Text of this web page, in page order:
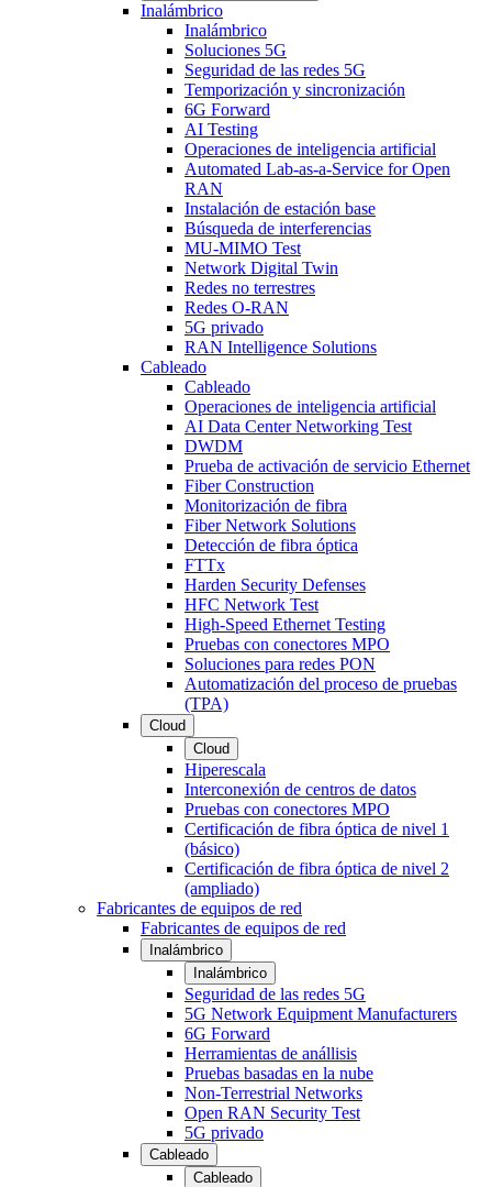
Inalámbrico
Inalámbrico
Soluciones 5G
Seguridad de las redes 5G
Temporización y sincronización
6G Forward
AI Testing
Operaciones de inteligencia artificial
Automated Lab-as-a-Service for Open
RAN
Instalación de estación base
Búsqueda de interferencias
MU-MIMO Test
Network Digital Twin
Redes no terrestres
Redes O-RAN
5G privado
RAN Intelligence Solutions
Cableado
Cableado
Operaciones de inteligencia artificial
AI Data Center Networking Test
DWDM
Prueba de activación de servicio Ethernet
Fiber Construction
Monitorización de fibra
Fiber Network Solutions
Detección de fibra óptica
FTTx
Harden Security Defenses
HFC Network Test
High-Speed Ethernet Testing
Pruebas con conectores MPO
Soluciones para redes PON
Automatización del proceso de pruebas
(TPA)
Cloud
Cloud
Hiperescala
Interconexión de centros de datos
Pruebas con conectores MPO
Certificación de fibra óptica de nivel 1
(básico)
Certificación de fibra óptica de nivel 2
(ampliado)
Fabricantes de equipos de red
Fabricantes de equipos de red
Inalámbrico
Inalámbrico
Seguridad de las redes 5G
5G Network Equipment Manufacturers
6G Forward
Herramientas de anállisis
Pruebas basadas en la nube
Non-Terrestrial Networks
Open RAN Security Test
5G privado
Cableado
Cableado